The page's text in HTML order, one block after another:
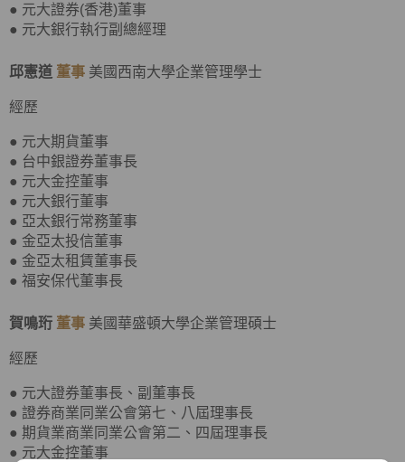
● 元大證券(香港)董事
● 元大銀行執行副總經理
邱憲道 董事 美國西南大學企業管理學士
經歷
● 元大期貨董事
● 台中銀證券董事長
● 元大金控董事
● 元大銀行董事
● 亞太銀行常務董事
● 金亞太投信董事
● 金亞太租賃董事長
● 福安保代董事長
賀鳴珩 董事 美國華盛頓大學企業管理碩士
經歷
● 元大證券董事長、副董事長
● 證券商業同業公會第七、八屆理事長
● 期貨業商業同業公會第二、四屆理事長
● 元大金控董事